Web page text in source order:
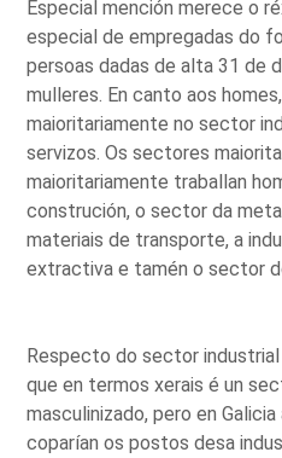
Especial mención merece o
especial de empregadas do
persoas dadas de alta 31 de
mulleres. En canto aos
maioritariamente no sector
servizos. Os sectores
maioritariamente traballan
construción, o sector da
materiais de transporte, a
extractiva e tamén o sector
Respecto do sector
que en termos xerais é un
masculinizado, pero en
coparían os postos desa